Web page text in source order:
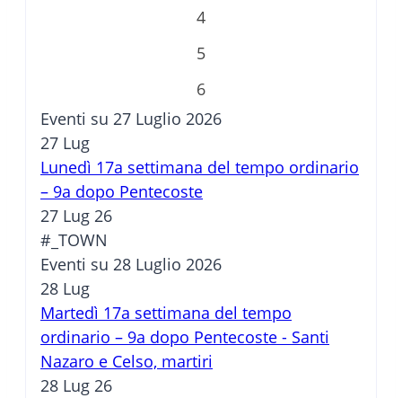
4
5
6
Eventi su 27 Luglio 2026
27 Lug
Lunedì 17a settimana del tempo ordinario
– 9a dopo Pentecoste
27 Lug 26
#_TOWN
Eventi su 28 Luglio 2026
28 Lug
Martedì 17a settimana del tempo
ordinario – 9a dopo Pentecoste - Santi
Nazaro e Celso, martiri
28 Lug 26